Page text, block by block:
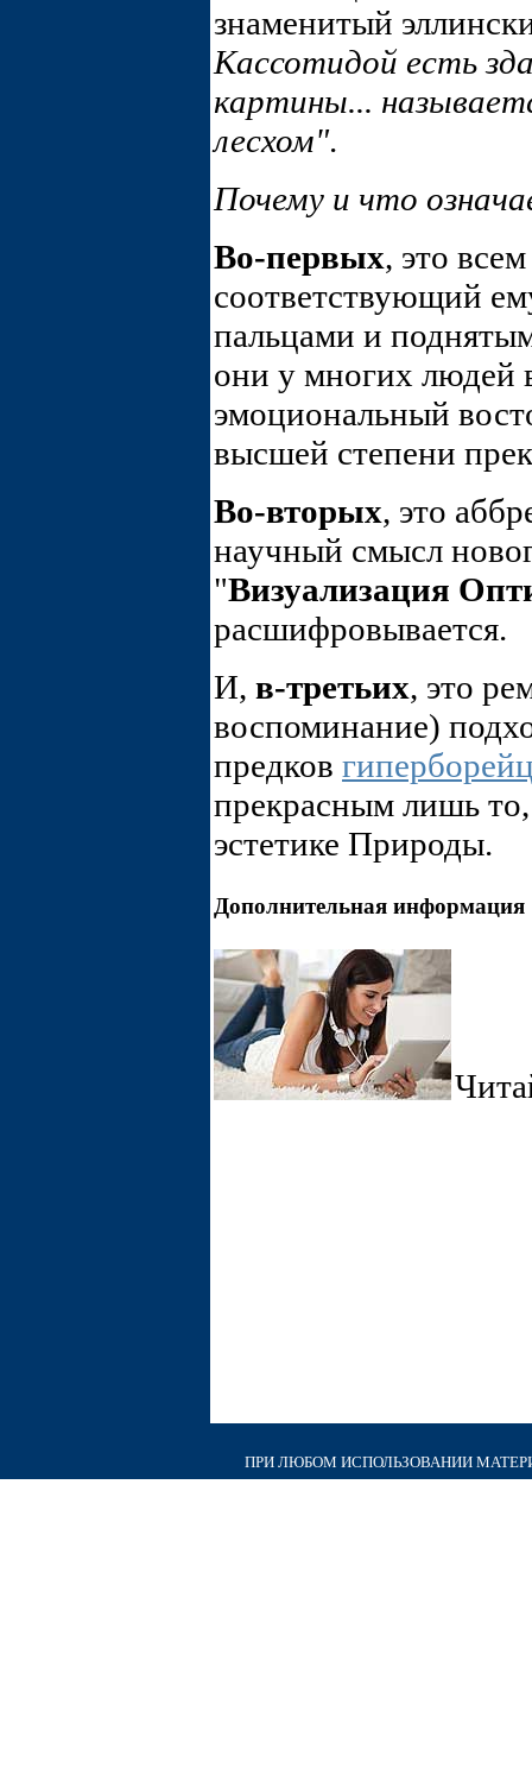
знаменитый
Кассотидой есть
картины...
лесхом".
Почему и что
Во-первых, это
соответствующий
пальцами и
они у многих
эмоциональный
высшей степени
Во-вторых, это
научный смысл
"Визуализация
расшифровывается.
И, в-третьих, это
воспоминание)
предков
прекрасным лишь
эстетике Природы.
Дополнительная информация
ПРИ ЛЮБОМ ИСПОЛЬЗОВАНИИ